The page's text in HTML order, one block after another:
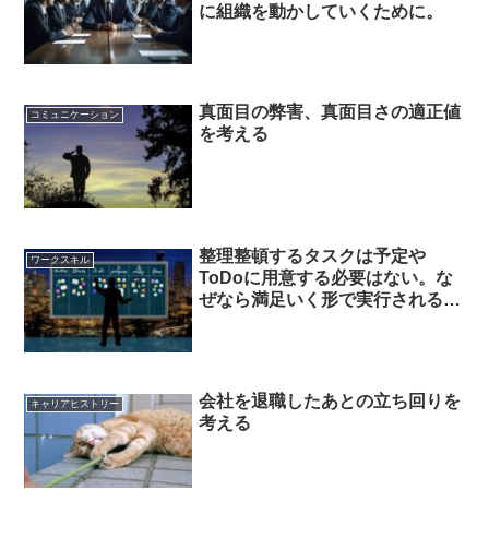
に組織を動かしていくために。
コミュニケーション
真面目の弊害、真面目さの適正値
を考える
ワークスキル
整理整頓するタスクは予定や
ToDoに用意する必要はない。な
ぜなら満足いく形で実行されるこ
キャリアヒストリー
会社を退職したあとの立ち回りを
考える